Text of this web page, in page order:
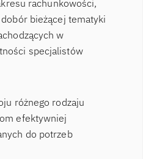
rachunkowości,
bieżącej tematyki
w
specjalistów
różnego rodzaju
efektywniej
do potrzeb